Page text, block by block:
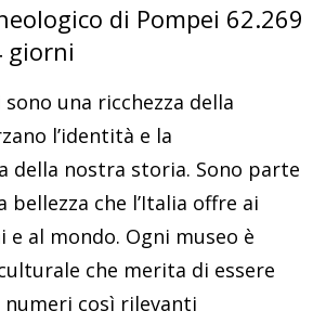
di Pompei 62.269
giorni
una ricchezza della
l’identità e la
della nostra storia. Sono parte
bellezza che l’Italia offre ai
al mondo. Ogni museo è
che merita di essere
numeri così rilevanti